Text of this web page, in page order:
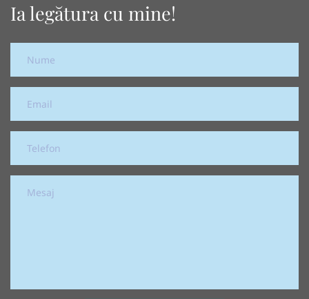
Ia legătura cu mine!